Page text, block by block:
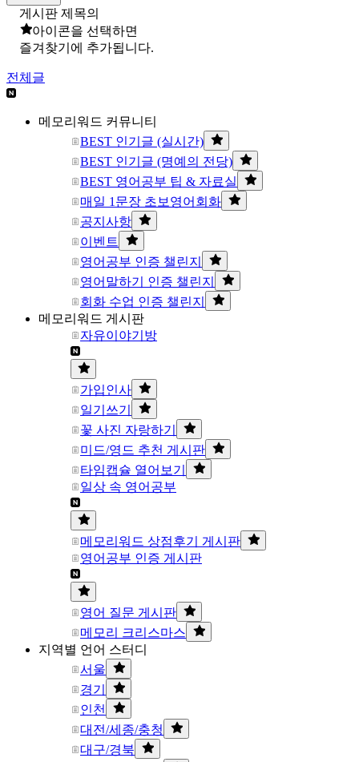
게시판 제목의
아이콘을 선택하면
즐겨찾기에 추가됩니다.
전체글
메모리워드 커뮤니티
BEST 인기글 (실시간)
BEST 인기글 (명예의 전당)
BEST 영어공부 팁 & 자료실
매일 1문장 초보영어회화
공지사항
이벤트
영어공부 인증 챌린지
영어말하기 인증 챌린지
회화 수업 인증 챌린지
메모리워드 게시판
자유이야기방
가입인사
일기쓰기
꽃 사진 자랑하기
미드/영드 추천 게시판
타임캡슐 열어보기
일상 속 영어공부
메모리워드 상점후기 게시판
영어공부 인증 게시판
영어 질문 게시판
메모리 크리스마스
지역별 언어 스터디
서울
경기
인천
대전/세종/충청
대구/경북